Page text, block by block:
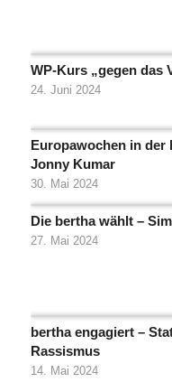
WP-Kurs „gegen das
24. Juni 2024
Europawochen in der
Jonny Kumar
30. Mai 2024
Die bertha wählt –
27. Mai 2024
bertha engagiert –
Rassismus
14. Mai 2024